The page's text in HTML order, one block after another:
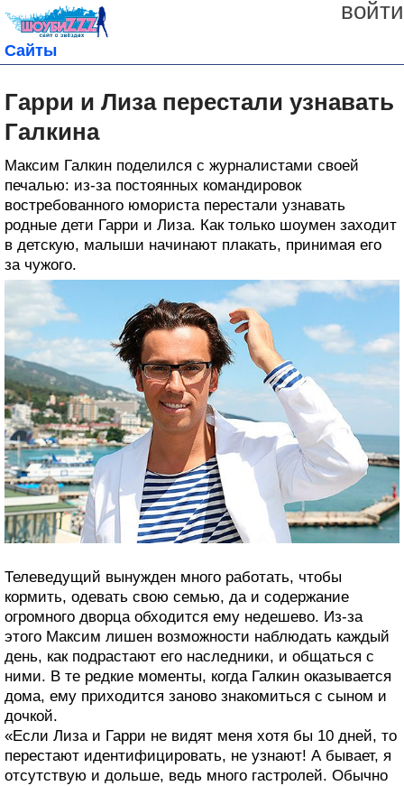
войти
Сайты
Гарри и Лиза перестали узнавать
Галкина
Максим Галкин поделился с журналистами своей
печалью: из-за постоянных командировок
востребованного юмориста перестали узнавать
родные дети Гарри и Лиза. Как только шоумен заходит
в детскую, малыши начинают плакать, принимая его
за чужого.
Телеведущий вынужден много работать, чтобы
кормить, одевать свою семью, да и содержание
огромного дворца обходится ему недешево. Из-за
этого Максим лишен возможности наблюдать каждый
день, как подрастают его наследники, и общаться с
ними. В те редкие моменты, когда Галкин оказывается
дома, ему приходится заново знакомиться с сыном и
дочкой.
«Если Лиза и Гарри не видят меня хотя бы 10 дней, то
перестают идентифицировать, не узнают! А бывает, я
отсутствую и дольше, ведь много гастролей. Обычно